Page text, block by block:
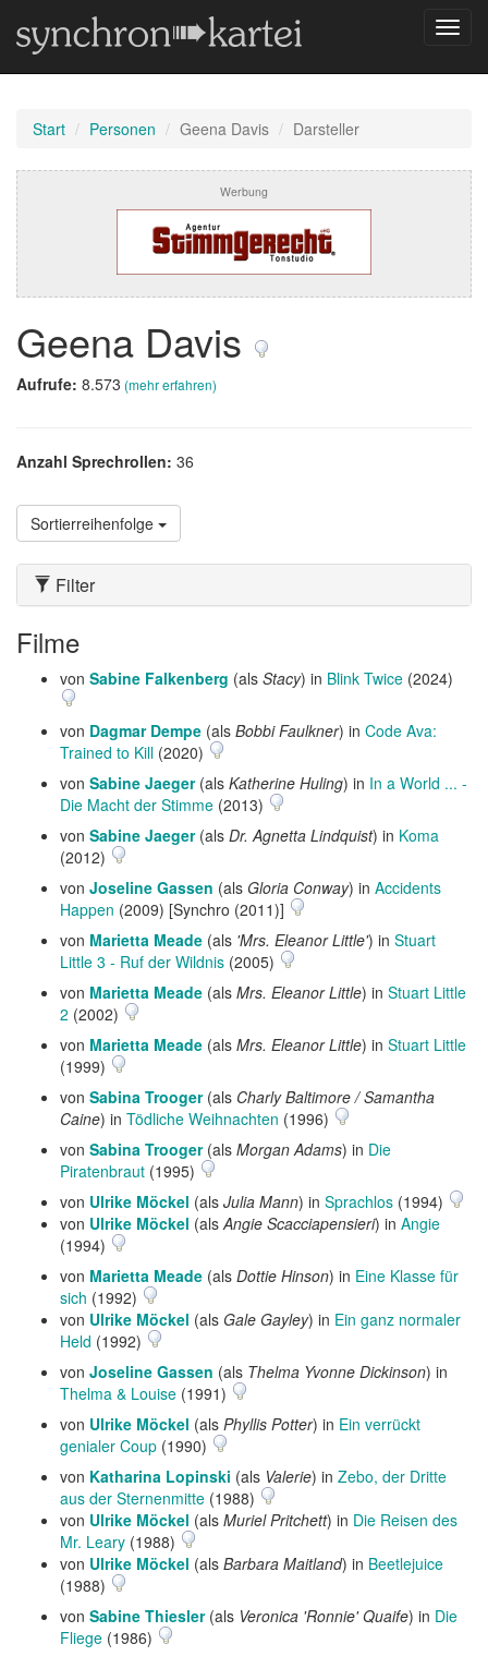
Start Personen Geena Davis Darsteller
Werbung
Geena Davis
Aufrufe: 8.573 (mehr erfahren)
Anzahl Sprechrollen: 36
Sortierreihenfolge
Filter
Filme
von Sabine Falkenberg (als Stacy) in Blink Twice (2024)
von Dagmar Dempe (als Bobbi Faulkner) in Code Ava:
Trained to Kill (2020)
von Sabine Jaeger(als Katherine Huling) in In a World ... -
Die Macht der Stimme (2013)
von Sabine Jaeger(als Dr. Agnetta Lindquist) in Koma
(2012)
von Joseline Gassen (als Gloria Conway) in Accidents
Happen (2009) [Synchro (2011)]
von Marietta Meade (als 'Mrs. Eleanor Little') in Stuart
Little 3 - Ruf der Wildnis (2005)
von Marietta Meade (als Mrs. Eleanor Little) in Stuart Little
2 (2002)
von Marietta Meade (als Mrs. Eleanor Little) in Stuart Little
(1999)
von Sabina Trooger(als Charly Baltimore / Samantha
Caine) in Tödliche Weihnachten (1996)
von Sabina Trooger(als Morgan Adams) in Die
Piratenbraut (1995)
von Ulrike Möckel (als Julia Mann) in Sprachlos (1994)
von Ulrike Möckel (alsAngie Scacciapensieri) in Angie
(1994)
von Marietta Meade (als Dottie Hinson) in Eine Klasse für
sich (1992)
von Ulrike Möckel (als Gale Gayley) in Ein ganz normaler
Held (1992)
von Joseline Gassen (als Thelma Yvonne Dickinson) in
Thelma & Louise (1991)
von Ulrike Möckel (als Phyllis Potter) in Ein verrückt
genialer Coup (1990)
von Katharina Lopinski (als Valerie) in Zebo, der Dritte
aus der Sternenmitte (1988)
von Ulrike Möckel (als Muriel Pritchett) in Die Reisen des
Mr. Leary (1988)
von Ulrike Möckel (als Barbara Maitland) in Beetlejuice
(1988)
von Sabine Thiesler(als Veronica 'Ronnie' Quaife) in Die
Fliege (1986)